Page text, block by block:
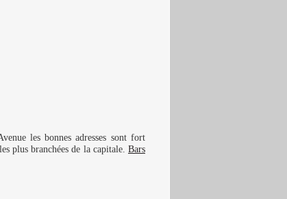
les bonnes adresses sont fort
plus branchées de la capitale. Bars